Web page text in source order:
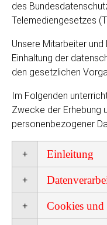
des
Telemediengesetzes
Unsere Mitarbeiter
Einhaltung der
den gesetzlichen
Im Folgenden
Zwecke der Erhebung
personenbezogener
Einleitung
Cookies und